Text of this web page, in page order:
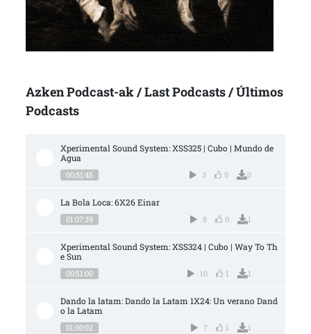
Azken Podcast-ak / Last Podcasts / Últimos
Podcasts
Xperimental Sound System: XSS325 | Cubo | Mundo de
Agua
00:51:45 3 0 0
La Bola Loca: 6X26 Einar
01:07:39 8 0 1
Xperimental Sound System: XSS324 | Cubo | Way To Th
e Sun
00:51:00 10 1 1
Dando la latam: Dando la Latam 1X24: Un verano Dand
o la Latam
01:00:02 7 1 1